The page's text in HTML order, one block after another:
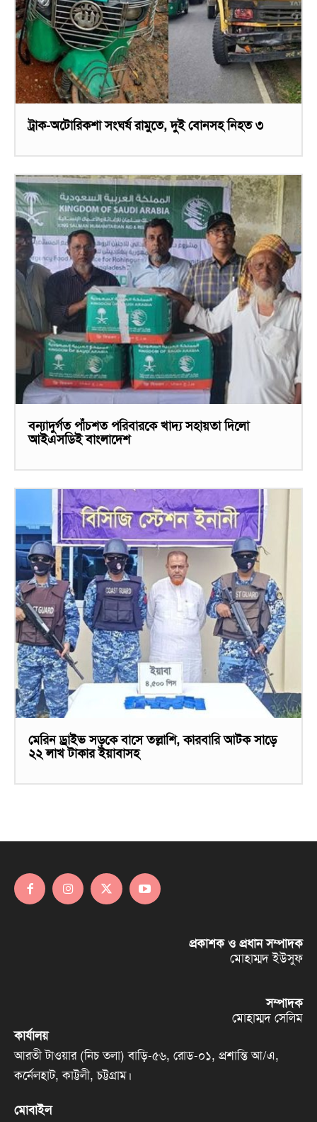
ট্রাক-অটোরিকশা সংঘর্ষ রামুতে, দুই বোনসহ নিহত ৩
বন্যাদুর্গত পাঁচশত পরিবারকে খাদ্য সহায়তা দিলো
আইএসডিই বাংলাদেশ
মেরিন ড্রাইভ সড়কে বাসে তল্লাশি, কারবারি আটক সাড়ে
২২ লাখ টাকার ইয়াবাসহ
প্রকাশক ও প্রধান সম্পাদক
মোহাম্মদ ইউসুফ
সম্পাদক
মোহাম্মদ সেলিম
কার্যালয়
আরতী টাওয়ার (নিচ তলা) বাড়ি-৫৬, রোড-০১, প্রশান্তি আ/এ,
কর্নেলহাট, কাট্টলী, চট্টগ্রাম।
মোবাইল